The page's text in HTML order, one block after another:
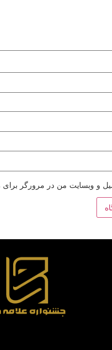
و وبسایت من در مرورگر